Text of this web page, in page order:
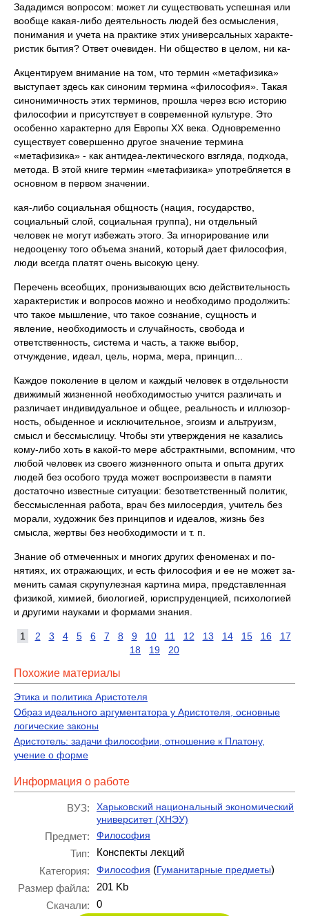
Зададимся вопросом: может ли существовать успешная или
вообще какая-либо деятельность людей без осмысления,
понимания и учета на практике этих универсальных характе­
ристик бытия? Ответ очевиден. Ни общество в целом, ни ка-
Акцентируем внимание на том, что термин «метафизика»
выступает здесь как синоним термина «философия». Такая
синонимичность этих терминов, прошла через всю историю
философии и присутствует в современной куль­туре. Это
особенно характерно для Европы XX века. Одновременно
суще­ствует совершенно другое значение термина
«метафизика» - как антидеа-лектического взгляда, подхода,
метода. В этой книге термин «метафизика» употребляется в
основном в первом значении.
кая-либо социальная общность (нация, государство,
социаль­ный слой, социальная группа), ни отдельный
человек не мо­гут избежать этого. За игнорирование или
недооценку того объема знаний, который дает философия,
люди всегда платят очень высокую цену.
Перечень всеобщих, пронизывающих всю действитель­ность
характеристик и вопросов можно и необходимо продол­жить:
что такое мышление, что такое сознание, сущность и
явление, необходимость и случайность, свобода и
ответствен­ность, система и часть, а также выбор,
отчуждение, идеал, цель, норма, мера, принцип...
Каждое поколение в целом и каждый человек в отдельно­сти
движимый жизненной необходимостью учится различать и
различает индивидуальное и общее, реальность и иллюзор­
ность, обыденное и исключительное, эгоизм и альтруизм,
смысл и бессмыслицу. Чтобы эти утверждения не казались
кому-либо хоть в какой-то мере абстрактными, вспомним, что
любой человек из своего жизненного опыта и опыта других
людей без особого труда может воспроизвести в памяти
доста­точно известные ситуации: безответственный политик,
бес­смысленная работа, врач без милосердия, учитель без
морали, художник без принципов и идеалов, жизнь без
смысла, жертвы без необходимости и т. п.
Знание об отмеченных и многих других феноменах и по­
нятиях, их отражающих, и есть философия и ее не может за­
менить самая скрупулезная картина мира, представленная
фи­зикой, химией, биологией, юриспруденцией, психологией
и другими науками и формами знания.
1 2 3 4 5 6 7 8 9 10 11 12 13 14 15 16
17
18
19 20
Похожие материалы
Этика и политика Аристотеля
Образ идеального аргументатора у Аристотеля, основные
логические законы
Аристотель: задачи философии, отношение к Платону,
учение о форме
Информация о работе
ВУЗ:
Харьковский национальный экономический
университет (ХНЭУ)
Предмет: Философия
Тип:
Конспекты лекций
Категория:
Философия (Гуманитарные предметы)
Размер файла:
201 Kb
Скачали:
0